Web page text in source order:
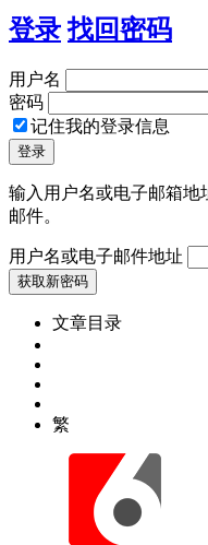
登录 找回密码
用户名
密码
记住我的登录信息
输入用户名或电子邮箱地
邮件。
用户名或电子邮件地址
文章目录
繁